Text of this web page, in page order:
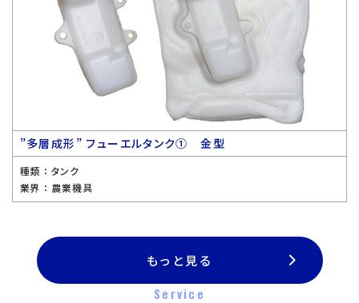
”多層成形” フューエルタンク① 金型
種類 ： タンク
業界 ： 農業機具
もっと見る
Service